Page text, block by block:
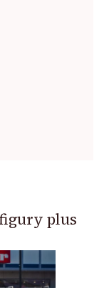
plus